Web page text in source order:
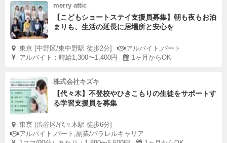
merry attic
【こどもショートステイ支援員募集】朝も夜もお泊
まりも、生活の延長に居場所と安心を
東京 [中野区/東中野駅 徒歩2分]
アルバイト,パート
アルバイト：時給1,300〜1,400円
1ヶ月からOK
株式会社キズキ
【代々木】不登校やひきこもりの生徒をサポートす
る学習支援員を募集
東京 [渋谷区/代々木駅 徒歩6分]
アルバイト,パート,副業/パラレルキャリア